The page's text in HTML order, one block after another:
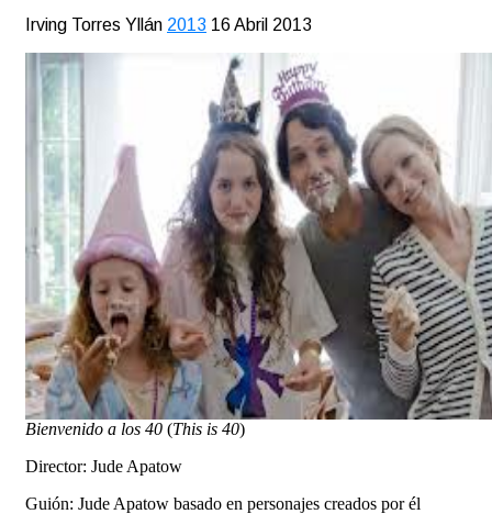
Irving Torres Yllán 2013 16 Abril 2013
Bienvenido a los 40 (This is 40)
Director: Jude Apatow
Guión: Jude Apatow basado en personajes creados por él